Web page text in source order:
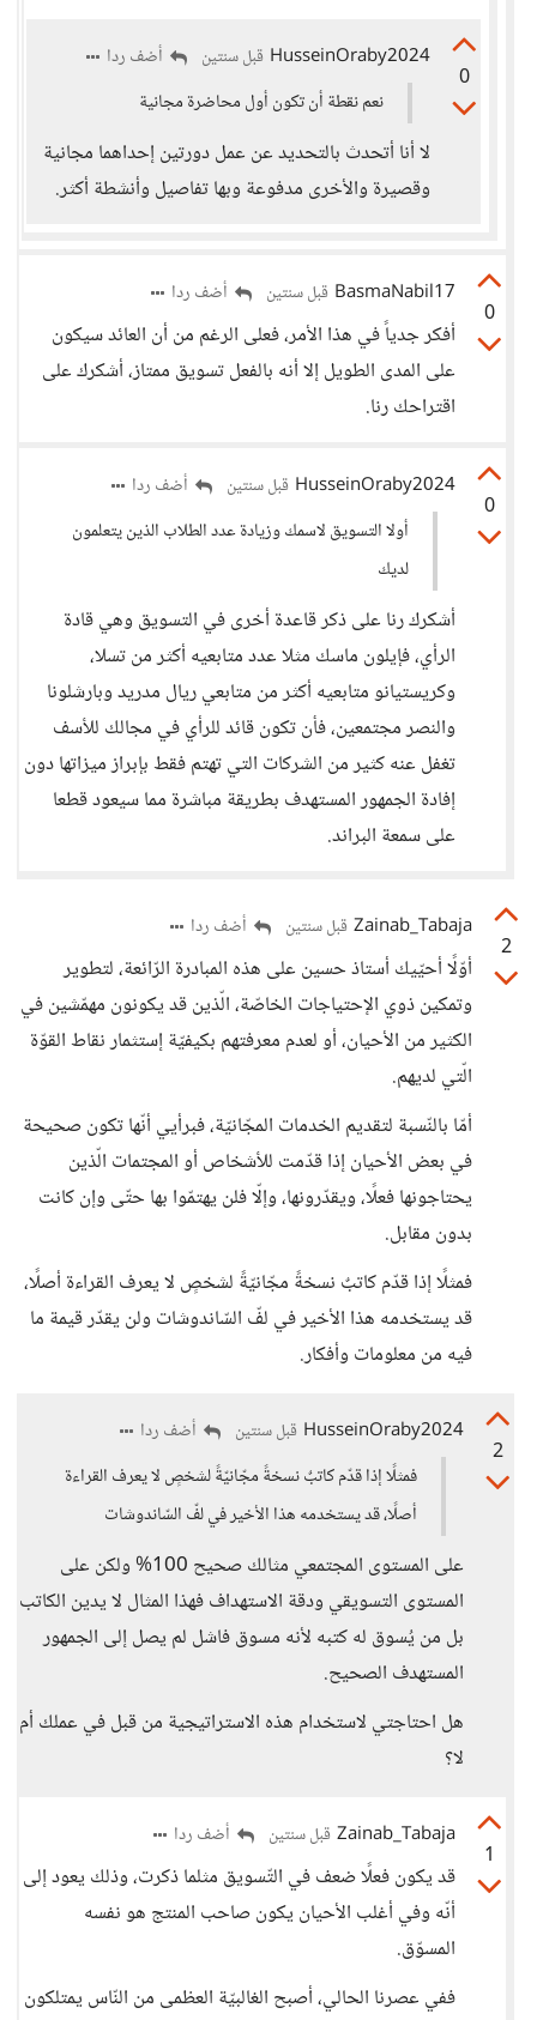
0
HusseinOraby2024 قبل سنتين
أضف ردا
نعم نقطة أن تكون أول محاضرة مجانية
لا أنا أتحدث بالتحديد عن عمل دورتين إحداهما مجانية
وقصيرة والأخرى مدفوعة وبها تفاصيل وأنشطة أكثر.
0
BasmaNabil17 قبل سنتين أضف ردا
أفكر جدياً في هذا الأمر، فعلى الرغم من أن العائد سيكون
على المدى الطويل إلا أنه بالفعل تسويق ممتاز، أشكرك على
اقتراحك رنا.
0
HusseinOraby2024 قبل سنتين
أضف ردا
أولا التسويق لاسمك وزيادة عدد الطلاب الذين يتعلمون
لديك
أشكرك رنا على ذكر قاعدة أخرى في التسويق وهي قادة
الرأي، فإيلون ماسك مثلا عدد متابعيه أكثر من تسلا،
وكريستيانو متابعيه أكثر من متابعي ريال مدريد وبارشلونا
والنصر مجتمعين، فأن تكون قائد للرأي في مجالك للأسف
تغفل عنه كثير من الشركات التي تهتم فقط بإبراز ميزاتها دون
إفادة الجمهور المستهدف بطريقة مباشرة مما سيعود قطعا
على سمعة البراند.
2
Zainab_Tabaja قبل سنتين أضف ردا
أوّلًا أحيّيك أستاذ حسين على هذه المبادرة الرّائعة، لتطوير
وتمكين ذوي الإحتياجات الخاصّة، الّذين قد يكونون مهمّشين في
الكثير من الأحيان، أو لعدم معرفتهم بكيفيّة إستثمار نقاط القوّة
الّتي لديهم.
أمّا بالنّسبة لتقديم الخدمات المجّانيّة، فبرأيي أنّها تكون صحيحة
في بعض الأحيان إذا قدّمت للأشخاص أو المجتمات الّذين
يحتاجونها فعلًا، ويقدّرونها، وإلّا فلن يهتمّوا بها حتّى وإن كانت
بدون مقابل.
فمثلًا إذا قدّم كاتبٌ نسخةً مجّانيّةً لشخصٍ لا يعرف القراءة أصلًا،
قد يستخدمه هذا الأخير في لفّ السّاندوشات ولن يقدّر قيمة ما
فيه من معلومات وأفكار.
2
HusseinOraby2024 قبل سنتين
أضف ردا
فمثلًا إذا قدّم كاتبٌ نسخةً مجّانيّةً لشخصٍ لا يعرف القراءة
أصلًا، قد يستخدمه هذا الأخير في لفّ السّاندوشات
على المستوى المجتمعي مثالك صحيح 100% ولكن على
المستوى التسويقي ودقة الاستهداف فهذا المثال لا يدين الكاتب
بل من يُسوق له كتبه لأنه مسوق فاشل لم يصل إلى الجمهور
المستهدف الصحيح.
هل احتاجتي لاستخدام هذه الاستراتيجية من قبل في عملك أم
لا؟
1
Zainab_Tabaja قبل سنتين أضف ردا
قد يكون فعلًا ضعف في التّسويق مثلما ذكرت، وذلك يعود إلى
أنّه وفي أغلب الأحيان يكون صاحب المنتج هو نفسه
المسوّق.
ففي عصرنا الحالي، أصبح الغالبيّة العظمى من النّاس يمتلكون